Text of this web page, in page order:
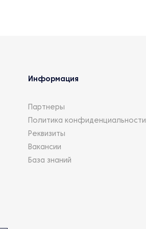
Информация
Партнеры
Политика конфиденциальности
Реквизиты
Вакансии
База знаний